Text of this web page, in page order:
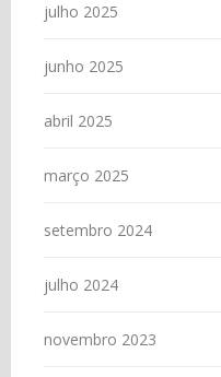
julho 2025
junho 2025
abril 2025
março 2025
setembro 2024
julho 2024
novembro 2023